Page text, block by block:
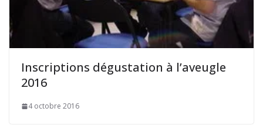
Inscriptions dégustation à l’aveugle
2016
4 octobre 2016